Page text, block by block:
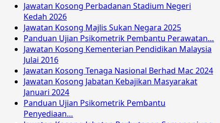
Jawatan Kosong Perbadanan Stadium Negeri
Kedah 2026
Jawatan Kosong Majlis Sukan Negara 2025
Panduan Ujian Psikometrik Pembantu Perawatan…
Jawatan Kosong Kementerian Pendidikan Malaysia
Julai 2016
Jawatan Kosong Tenaga Nasional Berhad Mac 2024
Jawatan Kosong Jabatan Kebajikan Masyarakat
Januari 2024
Panduan Ujian Psikometrik Pembantu
Penyediaan…